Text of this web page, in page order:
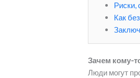
Риски,
Как
Зачем кому-
Люди могут